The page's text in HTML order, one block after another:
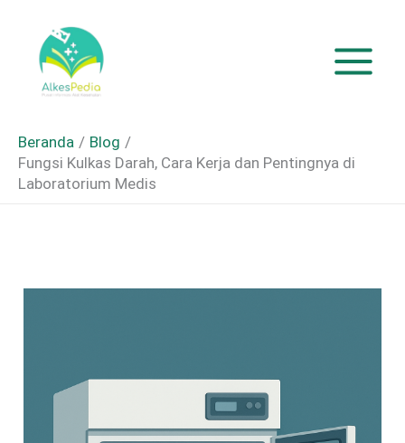
konten
Beranda
Blog
Fungsi Kulkas Darah, Cara Kerja dan Pentingnya di
Laboratorium Medis